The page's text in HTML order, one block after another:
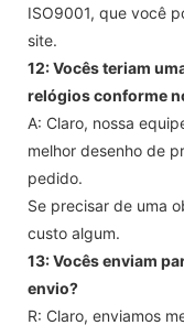
ISO9001, que você
site.
12: Vocês teriam
relógios conforme
A: Claro, nossa
melhor desenho de
pedido.
Se precisar de uma
custo algum.
13: Vocês enviam
envio?
R: Claro, enviamos